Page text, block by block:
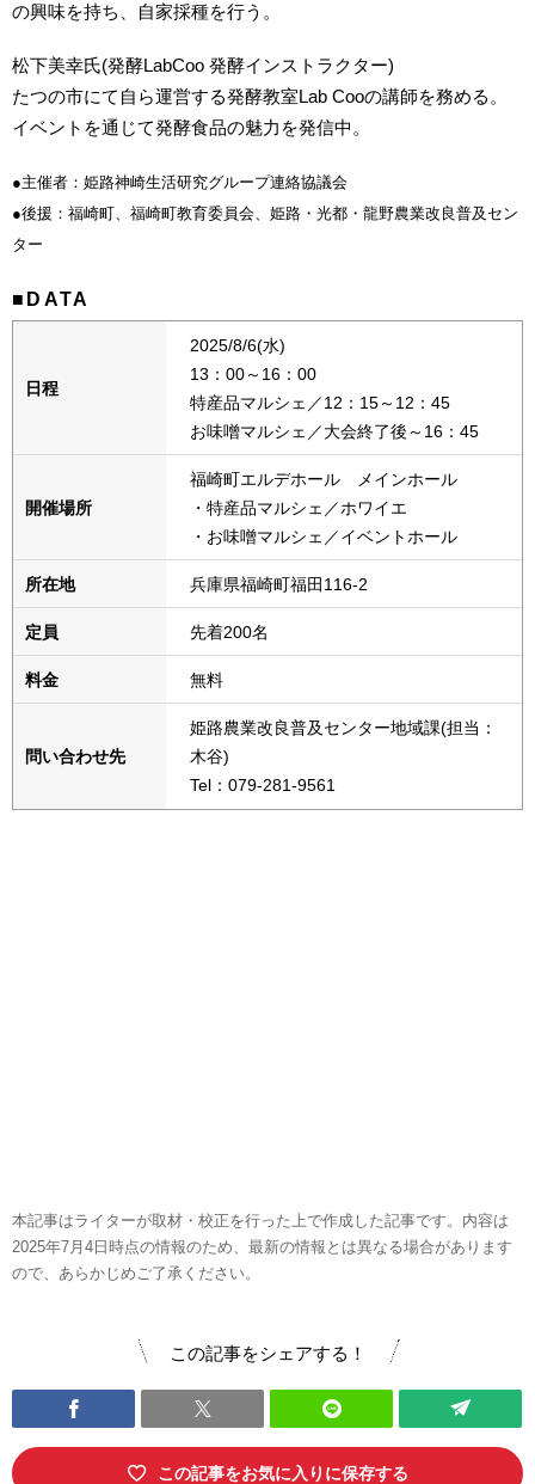
の興味を持ち、自家採種を行う。
松下美幸氏(発酵LabCoo 発酵インストラクター)
たつの市にて自ら運営する発酵教室Lab Cooの講師を務める。
イベントを通じて発酵食品の魅力を発信中。
●主催者：姫路神崎生活研究グループ連絡協議会
●後援：福崎町、福崎町教育委員会、姫路・光都・龍野農業改良普及セン
ター
■DATA
日程
2025/8/6(水)
13：00～16：00
特産品マルシェ／12：15～12：45
お味噌マルシェ／大会終了後～16：45
開催場所
福崎町エルデホール メインホール
・特産品マルシェ／ホワイエ
・お味噌マルシェ／イベントホール
所在地 兵庫県福崎町福田116-2
定員 先着200名
料金 無料
問い合わせ先
姫路農業改良普及センター地域課(担当：
木谷)
Tel：079-281-9561
本記事はライターが取材・校正を行った上で作成した記事です。内容は
2025年7月4日時点の情報のため、最新の情報とは異なる場合があります
ので、あらかじめご了承ください。
この記事をシェアする！
この記事をお気に入りに保存する